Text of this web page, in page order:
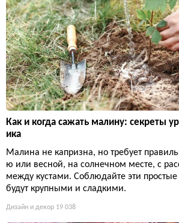
Как и когда сажать малину: секреты
ика
Малина не капризна, но требует
ю или весной, на солнечном месте, с
между кустами. Соблюдайте эти
будут крупными и сладкими.
Дизайн и декор 19 038